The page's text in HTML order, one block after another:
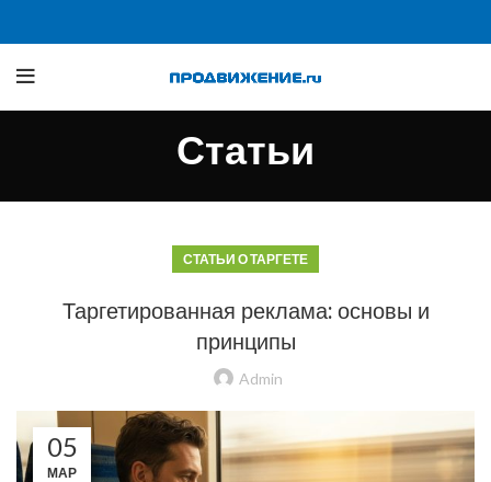
Статьи
СТАТЬИ О ТАРГЕТЕ
Таргетированная реклама: основы и
принципы
Admin
05
МАР